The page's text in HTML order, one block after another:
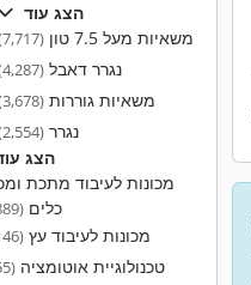
הצג עוד
משאיות מעל 7.5 טון
(7,717)
נגרר דאבל(4,287)
משאיות גוררות(3,678)
נגרר(2,554)
הצג
מכונות לעיבוד מתכת
כלים(31,889)
מכונות לעיבוד עץ(12,146)
טכנולוגיית אוטומציה(9,155)